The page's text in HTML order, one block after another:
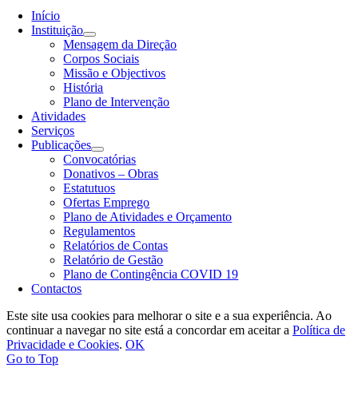
Início
Instituição
Mensagem da Direção
Corpos Sociais
Missão e Objectivos
História
Plano de Intervenção
Atividades
Serviços
Publicações
Convocatórias
Donativos – Obras
Estatutuos
Ofertas Emprego
Plano de Atividades e Orçamento
Regulamentos
Relatórios de Contas
Relatório de Gestão
Plano de Contingência COVID 19
Contactos
Este site usa cookies para melhorar o site e a sua experiência. Ao
continuar a navegar no site está a concordar em aceitar a Política de
Privacidade e Cookies. OK
Go to Top